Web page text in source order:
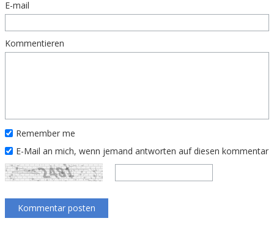
E-mail
Kommentieren
Remember me
E-Mail an mich, wenn jemand antworten auf diesen kommentar